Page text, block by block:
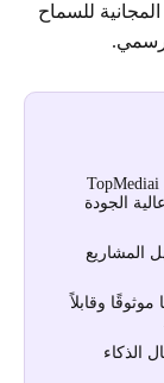
للسماح
: يستخدم TopMediai
الجودة
المشاريع
وقابلاً
الذكاء